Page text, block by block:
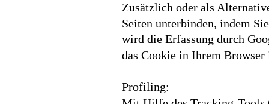
Zusätzlich oder als
Seiten unterbinden, indem
wird die Erfassung durch
das Cookie in Ihrem
Profiling: